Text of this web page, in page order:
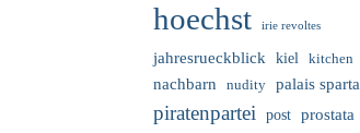
hoechst irie revoltes
jahresrueckblick kiel kitchen
nachbarn nudity palais sparta
piratenpartei post
prostata